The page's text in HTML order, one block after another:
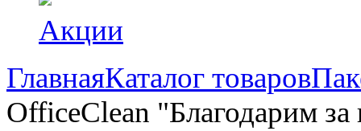
Акции
ГлавнаяКаталог товаров
OfficeClean "Благодарим